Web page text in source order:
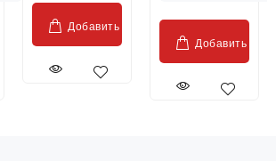
Добавить
Добавить